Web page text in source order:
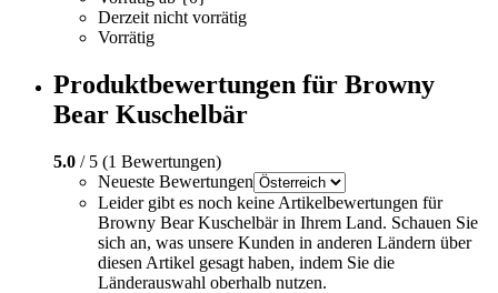
Derzeit nicht vorrätig
Vorrätig
Produktbewertungen für Browny
Bear Kuschelbär
5.0 / 5 (1 Bewertungen)
Neueste Bewertungen
Leider gibt es noch keine Artikelbewertungen für
Browny Bear Kuschelbär in Ihrem Land. Schauen Sie
sich an, was unsere Kunden in anderen Ländern über
diesen Artikel gesagt haben, indem Sie die
Länderauswahl oberhalb nutzen.